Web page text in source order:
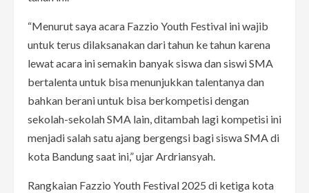
“Menurut saya acara Fazzio Youth Festival ini wajib
untuk terus dilaksanakan dari tahun ke tahun karena
lewat acara ini semakin banyak siswa dan siswi SMA
bertalenta untuk bisa menunjukkan talentanya dan
bahkan berani untuk bisa berkompetisi dengan
sekolah-sekolah SMA lain, ditambah lagi kompetisi ini
menjadi salah satu ajang bergengsi bagi siswa SMA di
kota Bandung saat ini,” ujar Ardriansyah.
Rangkaian Fazzio Youth Festival 2025 di ketiga kota